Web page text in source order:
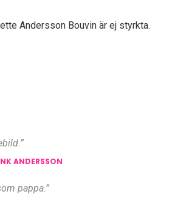
Andersson Bouvin är ej styrkta.
ANDERSSON
pappa.”